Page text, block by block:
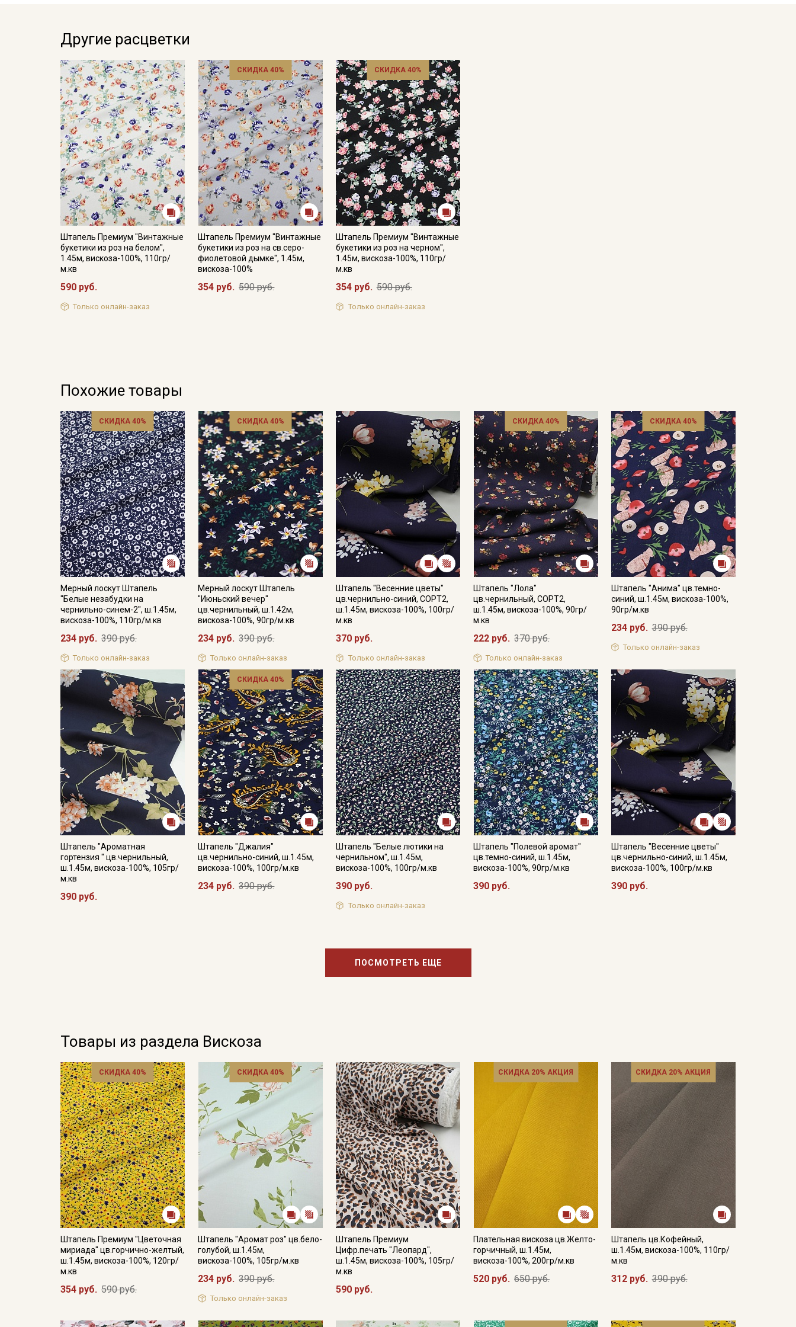
Другие расцветки
Штапель Премиум "Винтажные
букетики из роз на белом",
1.45м, вискоза-100%, 110гр/
м.кв
590 руб.
Только онлайн-заказ
СКИДКА 40%
Штапель Премиум "Винтажные
букетики из роз на св.серо-
фиолетовой дымке", 1.45м,
вискоза-100%
354 руб. 590 руб.
СКИДКА 40%
Штапель Премиум "Винтажные
букетики из роз на черном",
1.45м, вискоза-100%, 110гр/
м.кв
354 руб. 590 руб.
Только онлайн-заказ
Похожие товары
СКИДКА 40%
Мерный лоскут Штапель
"Белые незабудки на
чернильно-синем-2", ш.1.45м,
вискоза-100%, 110гр/м.кв
234 руб. 390 руб.
Только онлайн-заказ
СКИДКА 40%
Мерный лоскут Штапель
"Июньский вечер"
цв.чернильный, ш.1.42м,
вискоза-100%, 90гр/м.кв
234 руб. 390 руб.
Только онлайн-заказ
Штапель "Весенние цветы"
цв.чернильно-синий, СОРТ2,
ш.1.45м, вискоза-100%, 100гр/
м.кв
370 руб.
Только онлайн-заказ
СКИДКА 40%
Штапель "Лола"
цв.чернильный, СОРТ2,
ш.1.45м, вискоза-100%, 90гр/
м.кв
222 руб. 370 руб.
Только онлайн-заказ
СКИДКА 40%
Штапель "Анима" цв.темно-
синий, ш.1.45м, вискоза-100%,
90гр/м.кв
234 руб. 390 руб.
Только онлайн-заказ
Штапель "Ароматная
гортензия " цв.чернильный,
ш.1.45м, вискоза-100%, 105гр/
м.кв
390 руб.
СКИДКА 40%
Штапель "Джалия"
цв.чернильно-синий, ш.1.45м,
вискоза-100%, 100гр/м.кв
234 руб. 390 руб.
Штапель "Белые лютики на
чернильном", ш.1.45м,
вискоза-100%, 100гр/м.кв
390 руб.
Только онлайн-заказ
Штапель "Полевой аромат"
цв.темно-синий, ш.1.45м,
вискоза-100%, 90гр/м.кв
390 руб.
Штапель "Весенние цветы"
цв.чернильно-синий, ш.1.45м,
вискоза-100%, 100гр/м.кв
390 руб.
ПОСМОТРЕТЬ ЕЩЕ
Товары из раздела Вискоза
СКИДКА 40%
Штапель Премиум "Цветочная
мириада" цв.горчично-желтый,
ш.1.45м, вискоза-100%, 120гр/
м.кв
354 руб. 590 руб.
СКИДКА 40%
Штапель "Аромат роз" цв.бело-
голубой, ш.1.45м,
вискоза-100%, 105гр/м.кв
234 руб. 390 руб.
Только онлайн-заказ
Штапель Премиум
Цифр.печать "Леопард",
ш.1.45м, вискоза-100%, 105гр/
м.кв
590 руб.
СКИДКА 20% АКЦИЯ
Плательная вискоза цв.Желто-
горчичный, ш.1.45м,
вискоза-100%, 200гр/м.кв
520 руб. 650 руб.
СКИДКА 20% АКЦИЯ
Штапель цв.Кофейный,
ш.1.45м, вискоза-100%, 110гр/
м.кв
312 руб. 390 руб.
Секретная рассылка от
Купава
Мы публикуем здесь дополнительные
промокоды и скидки до 30% на узкие
категории тканей
Электронная почта
Подписаться
Ознакомлен(а) сПолитикой обработки персональных
и даюСогласие на обработку персональных
Согласие на получение рекламных и
информационных рассылок